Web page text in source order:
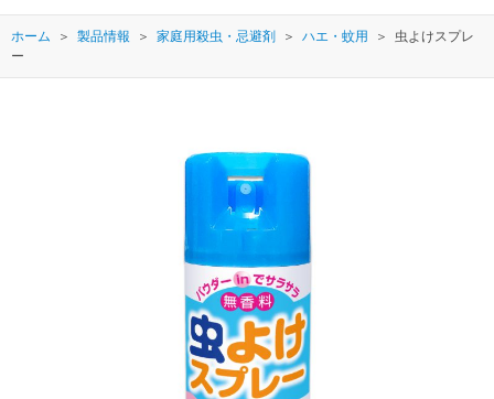
ホーム 製品情報 家庭用殺虫・忌避剤 ハエ・蚊用
虫よけスプレ
ー